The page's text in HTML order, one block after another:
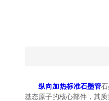
纵向加热标准石墨管
基态原子的核心部件，其